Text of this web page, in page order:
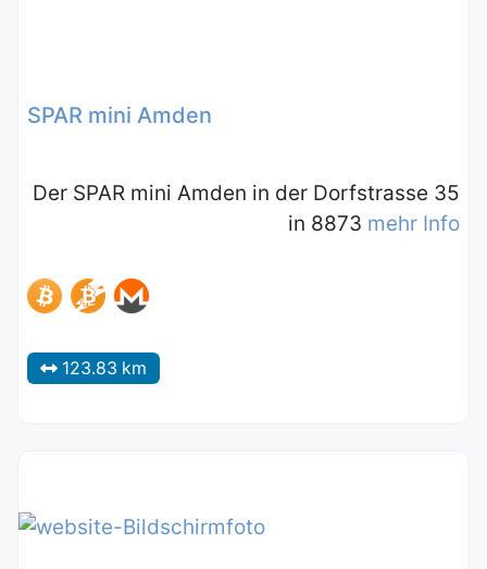
SPAR mini Amden
Der SPAR mini Amden in der Dorfstrasse 35
in 8873 mehr Info
123.83 km